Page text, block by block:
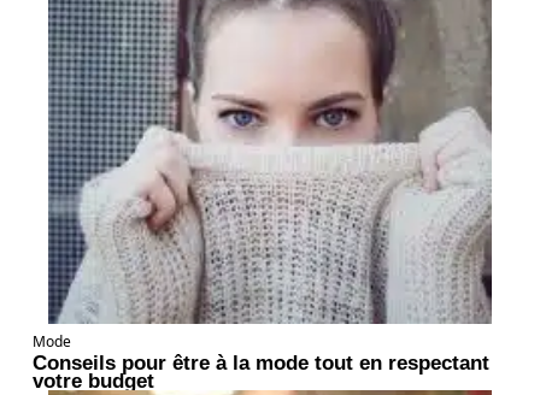
Mode
Conseils pour être à la mode tout en respectant
votre budget